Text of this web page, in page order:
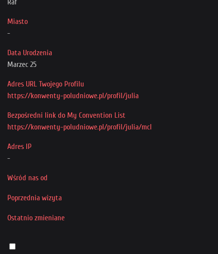
Raf
Miasto
-
Data Urodzenia
Marzec 25
Adres URL Twojego Profilu
https://konwenty-poludniowe.pl/profil/julia
Bezpośredni link do My Convention List
https://konwenty-poludniowe.pl/profil/julia/mcl
Adres IP
-
Wśród nas od
Poprzednia wizyta
Ostatnio zmieniane